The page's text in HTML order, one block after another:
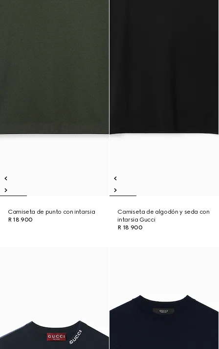
Camiseta de punto con intarsia
R 18 900
Camiseta de algodón y seda con
intarsia Gucci
R 18 900